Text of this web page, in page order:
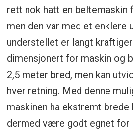
rett nok hatt en beltemaskin
men den var med et enklere
understellet er langt
dimensjonert for maskin og
2,5 meter bred, men kan
hver retning. Med denne
maskinen ha ekstremt brede
dermed være godt egnet for